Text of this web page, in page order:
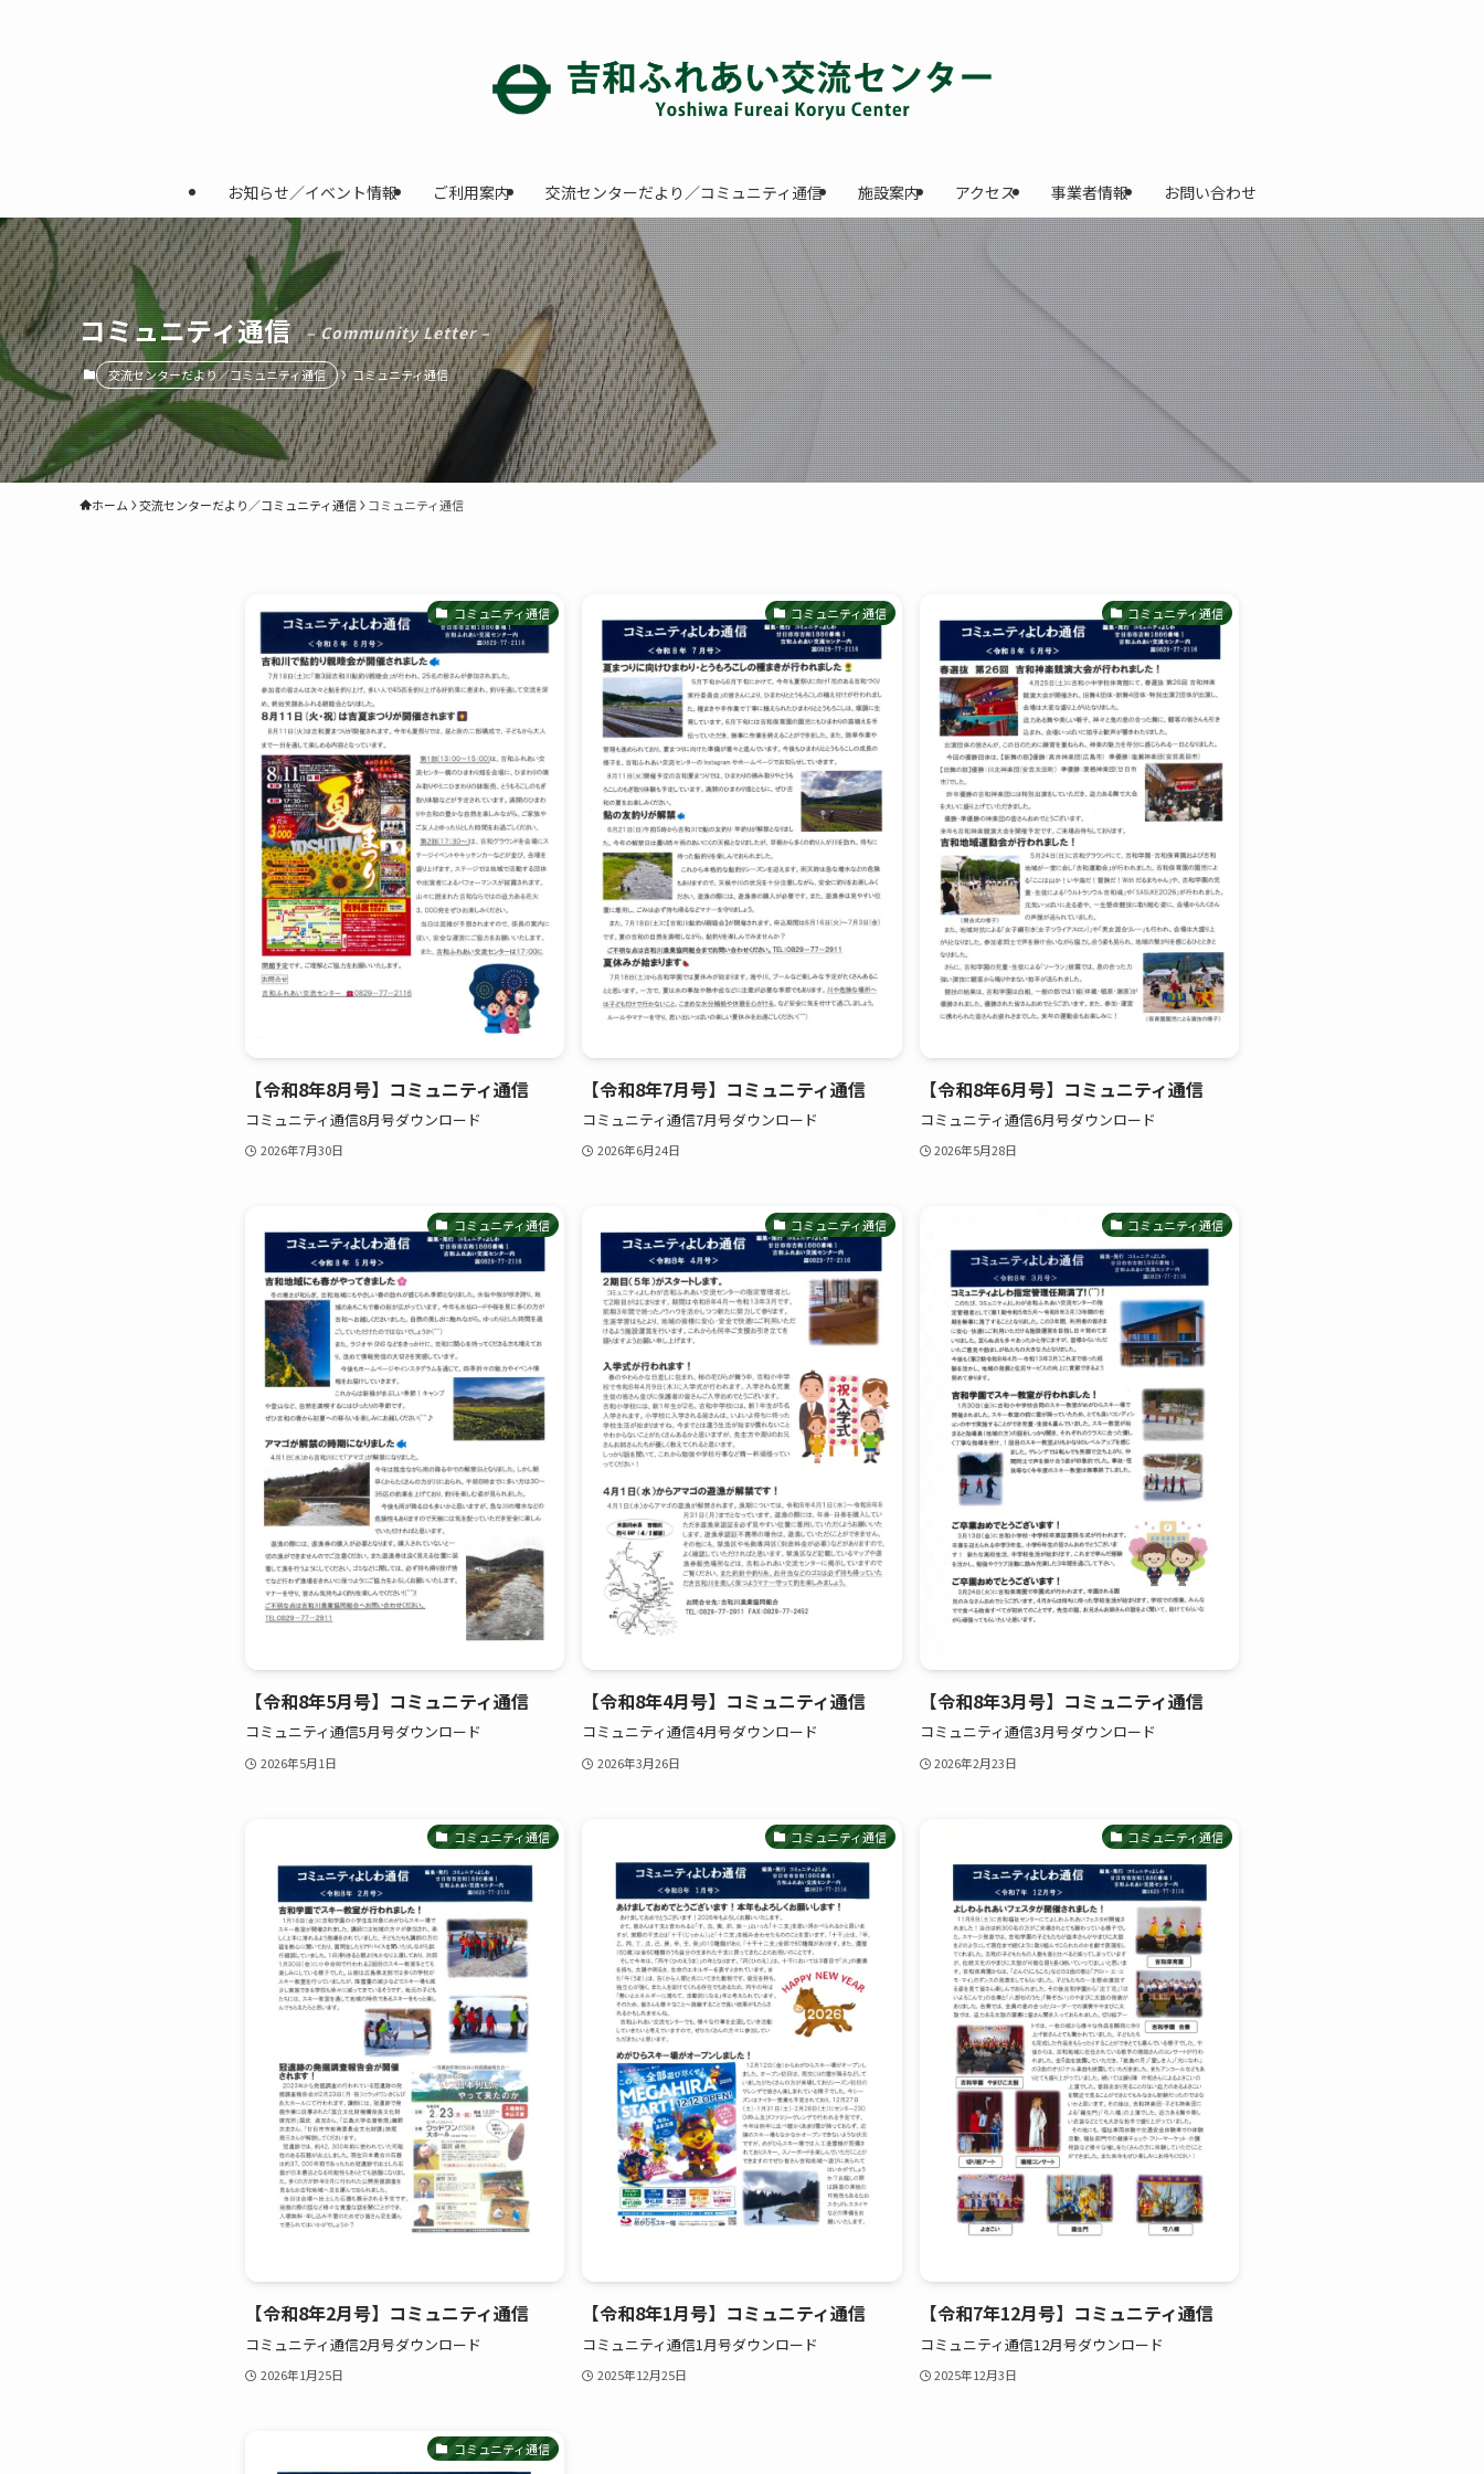
お知らせ／イベント情報 ご利用案内 交流センターだより／コミュニティ通信 施設案内 アクセス 事業者情報 お問い合わせ
コミュニティ通信 – Community Letter –
交流センターだより／コミュニティ通信 コミュニティ通信
ホーム 交流センターだより／コミュニティ通信 コミュニティ通信
コミュニティ通信
【令和8年8月号】コミュニティ通信
コミュニティ通信8月号ダウンロード
2026年7月30日
コミュニティ通信
【令和8年7月号】コミュニティ通信
コミュニティ通信7月号ダウンロード
2026年6月24日
コミュニティ通信
【令和8年6月号】コミュニティ通信
コミュニティ通信6月号ダウンロード
2026年5月28日
コミュニティ通信
【令和8年5月号】コミュニティ通信
コミュニティ通信5月号ダウンロード
2026年5月1日
コミュニティ通信
【令和8年4月号】コミュニティ通信
コミュニティ通信4月号ダウンロード
2026年3月26日
コミュニティ通信
【令和8年3月号】コミュニティ通信
コミュニティ通信3月号ダウンロード
2026年2月23日
コミュニティ通信
【令和8年2月号】コミュニティ通信
コミュニティ通信2月号ダウンロード
2026年1月25日
コミュニティ通信
【令和8年1月号】コミュニティ通信
コミュニティ通信1月号ダウンロード
2025年12月25日
コミュニティ通信
【令和7年12月号】コミュニティ通信
コミュニティ通信12月号ダウンロード
2025年12月3日
コミュニティ通信